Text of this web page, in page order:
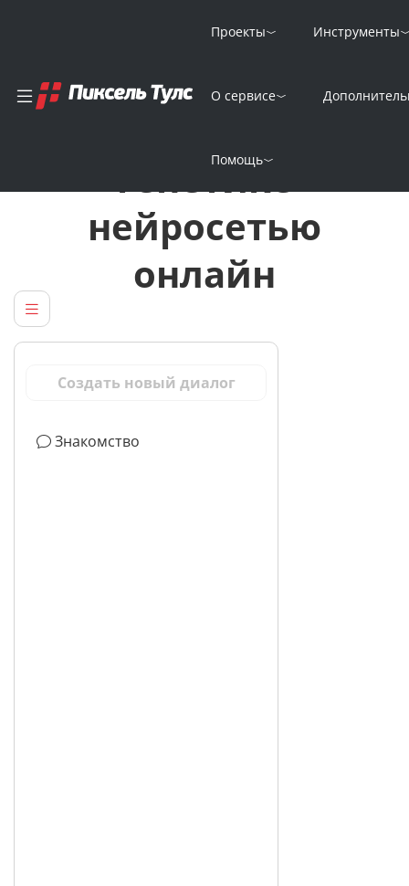
Проекты Инструменты
О сервисе
Помощь
генетике
нейросетью
онлайн
Создать новый диалог
Знакомство